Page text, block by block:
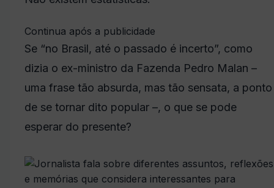
Continua após a publicidade
Se “no Brasil, até o passado é incerto”, como
dizia o ex-ministro da Fazenda Pedro Malan –
uma frase tão absurda, mas tão sensata, a ponto
de se tornar dito popular –, o que se pode
esperar do presente?